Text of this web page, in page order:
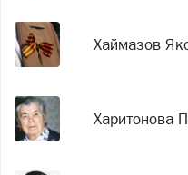
Хаймазов
Харитонова